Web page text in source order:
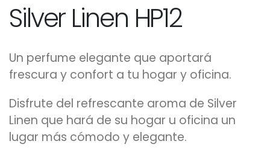
Silver Linen HP12
Un perfume elegante que aportará
frescura y confort a tu hogar y oficina.
Disfrute del refrescante aroma de Silver
Linen que hará de su hogar u oficina un
lugar más cómodo y elegante.